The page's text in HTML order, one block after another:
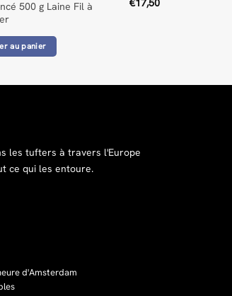
500 g Laine Fil à
€17,50
au panier
les tufters à travers l'Europe
ce qui les entoure.
d'Amsterdam